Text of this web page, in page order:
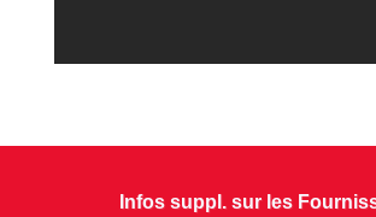
Infos suppl. sur les